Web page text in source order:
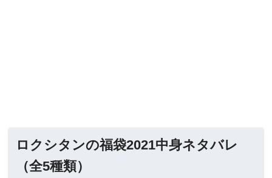
ロクシタンの福袋2021中身ネタバレ
（全5種類）